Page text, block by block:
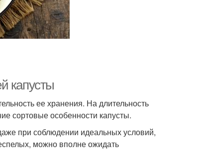
капусты
ее хранения. На длительность
сортовые особенности капусты.
при соблюдении идеальных условий,
можно вполне ожидать